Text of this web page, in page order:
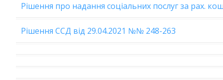
Рішення про надання соціальних послуг за рах.
Рішення ССД від 29.04.2021 №№ 248-263